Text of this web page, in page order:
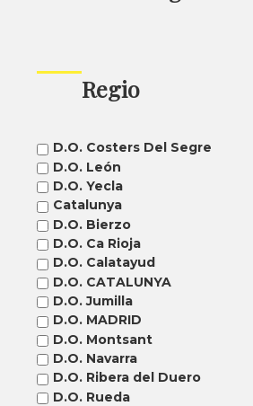
Regio
D.O. Costers Del Segre
D.O. León
D.O. Yecla
Catalunya
D.O. Bierzo
D.O. Ca Rioja
D.O. Calatayud
D.O. CATALUNYA
D.O. Jumilla
D.O. MADRID
D.O. Montsant
D.O. Navarra
D.O. Ribera del Duero
D.O. Rueda